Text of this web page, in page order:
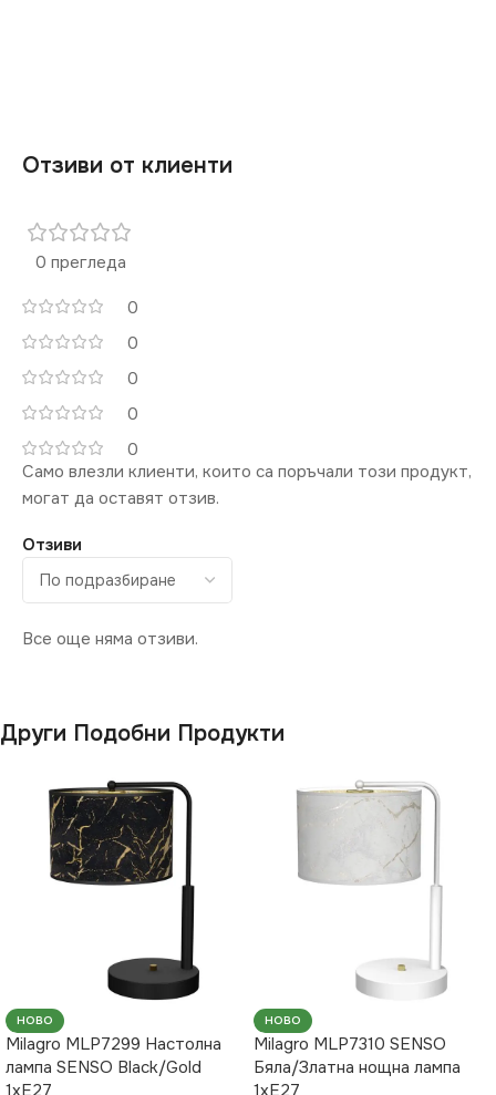
Отзиви от клиенти
0 прегледа
0
0
0
0
0
Отзиви
Все още няма отзиви.
Само влезли клиенти, които са поръчали този продукт,
могат да оставят отзив.
Други Подобни Продукти
НОВО
Milagro MLP7299 Настолна
лампа SENSO Black/Gold
НОВО
Milagro MLP7310 SENSO
Бяла/Златна нощна лампа